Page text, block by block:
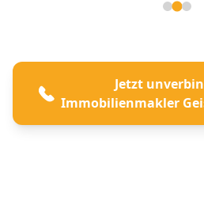
Jetzt
Immobilienmakler